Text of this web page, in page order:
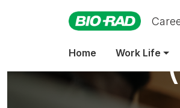
Home Work Life
Field